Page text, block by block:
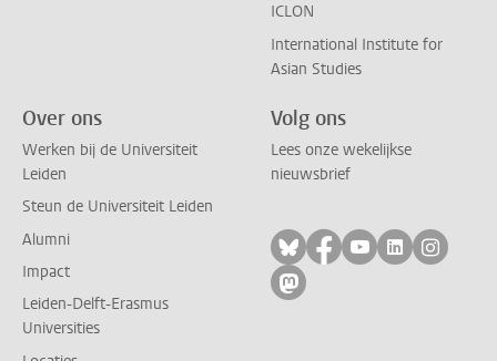
ICLON
International Institute for
Asian Studies
Over ons
Werken bij de Universiteit
Leiden
Steun de Universiteit Leiden
Alumni
Impact
Leiden-Delft-Erasmus
Universities
Volg ons
Lees onze wekelijkse
nieuwsbrief
Volg ons op bluesky
Volg ons op
Volg ons op
Volg ons
Volg
Volg ons op mastodon